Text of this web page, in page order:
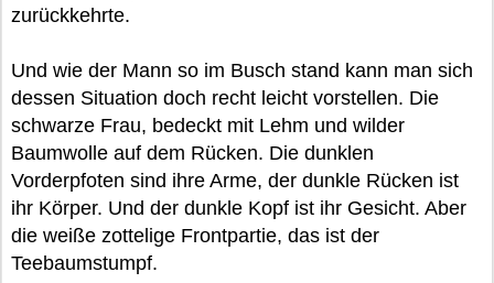
zurückkehrte.
Und wie der Mann so im Busch stand kann man sich
dessen Situation doch recht leicht vorstellen. Die
schwarze Frau, bedeckt mit Lehm und wilder
Baumwolle auf dem Rücken. Die dunklen
Vorderpfoten sind ihre Arme, der dunkle Rücken ist
ihr Körper. Und der dunkle Kopf ist ihr Gesicht. Aber
die weiße zottelige Frontpartie, das ist der
Teebaumstumpf.